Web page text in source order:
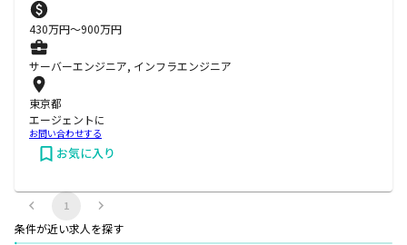
430万円〜900万円
サーバーエンジニア, インフラエンジニア
東京都
エージェントに
お問い合わせする
お気に入り
1
条件が近い求人を探す